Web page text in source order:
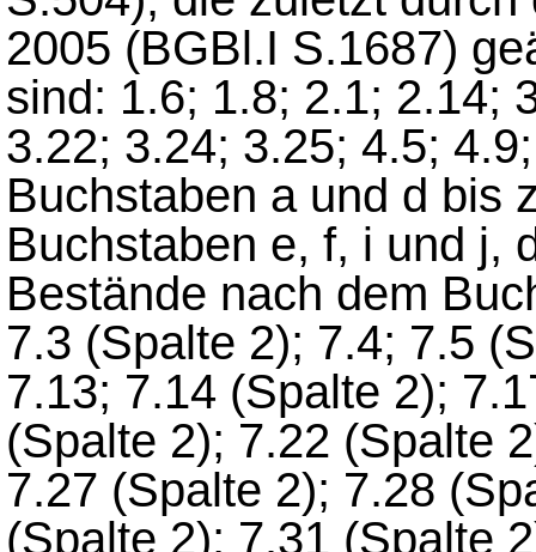
2005 (BGBl.I S.1687)
sind: 1.6; 1.8; 2.1; 2.14;
3.22; 3.24; 3.25; 4.5;
Buchstaben a und d bis
Buchstaben e, f, i und j,
Bestände nach dem
7.3 (Spalte 2); 7.4; 7.5
7.13; 7.14 (Spalte 2);
(Spalte 2); 7.22 (Spalte
7.27 (Spalte 2); 7.28
(Spalte 2); 7.31 (Spalte